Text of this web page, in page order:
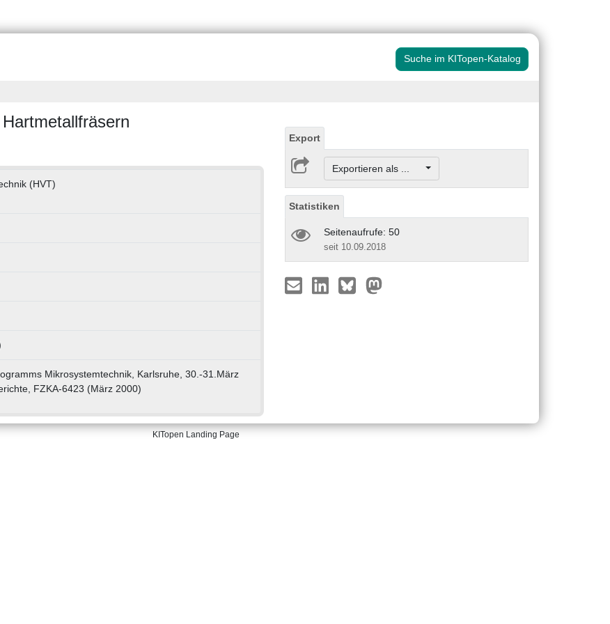
Suche im KITopen-Katalog
(HVT)
Mikrosystemtechnik, Karlsruhe, 30.-31.März
FZKA-6423 (März 2000)
Export
Exportieren als ...
Statistiken
Seitenaufrufe: 50
seit 10.09.2018
KITopen Landing Page